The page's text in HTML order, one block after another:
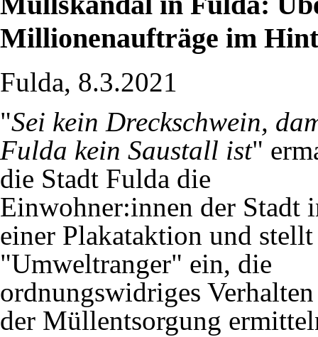
Millionenaufträge im
Fulda, 8.3.2021
"Sei kein Dreckschwein,
Fulda kein Saustall ist"
die Stadt Fulda die
Einwohner:innen der Stadt
einer Plakataktion und stellt
"Umweltranger" ein, die
ordnungswidriges
der Müllentsorgung